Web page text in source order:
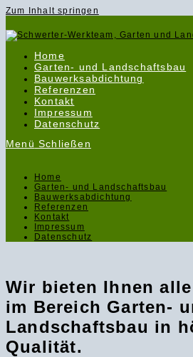
Zum Inhalt springen
Home
Garten- und Landschaftsbau
Bauwerksabdichtung
Referenzen
Kontakt
Impressum
Datenschutz
Menü Schließen
Home
Garten- und Landschaftsbau
Bauwerksabdichtung
Referenzen
Kontakt
Impressum
Datenschutz
Wir bieten Ihnen
im Bereich Garten-
Landschaftsbau in
Qualität.